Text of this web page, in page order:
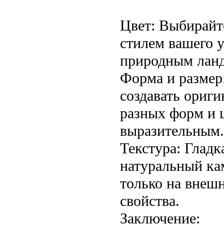
Цвет:
стилем вашего
природным
Форма и
создавать
разных форм и
выразительным.
Текстура:
натуральный
только на
свойства.
Заключение: